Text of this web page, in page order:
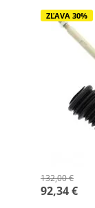
ZĽAVA 30%
132,00 €
92,34 €